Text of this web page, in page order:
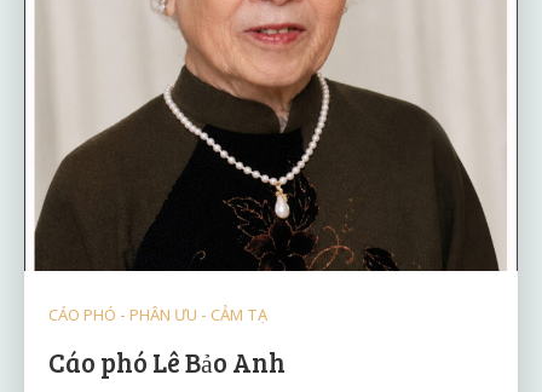
CÁO PHÓ - PHÂN ƯU - CẢM TẠ
Cáo phó Lê Bảo Anh